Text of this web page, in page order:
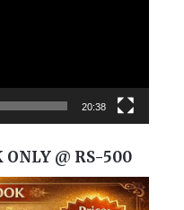
20:38
ONLY @ RS-500